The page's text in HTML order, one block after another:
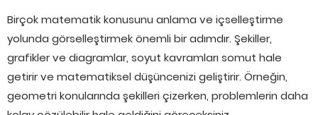
Birçok matematik konusunu anlama ve içselleştirme
yolunda görselleştirmek önemli bir adımdır. Şekiller,
grafikler ve diagramlar, soyut kavramları somut hale
getirir ve matematiksel düşüncenizi geliştirir. Örneğin,
geometri konularında şekilleri çizerken, problemlerin daha